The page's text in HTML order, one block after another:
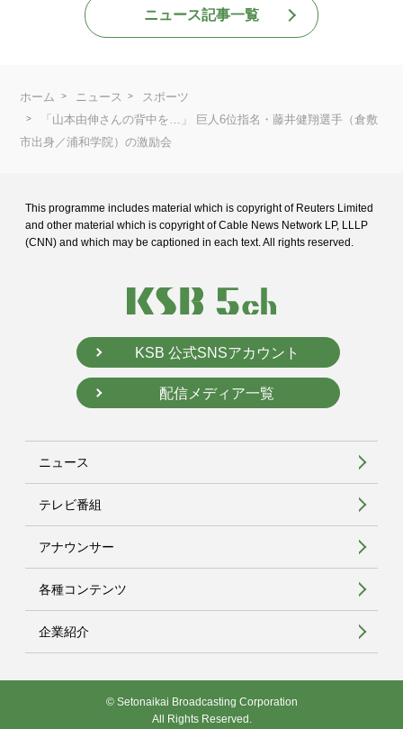
ニュース記事一覧
ホーム ニュース
スポーツ
「山本由伸さんの背中を…」 巨人6位指名・藤井健翔選手（倉敷
市出身／浦和学院）の激励会
This programme includes material which is copyright of Reuters Limited
and other material which is copyright of Cable News Network LP, LLLP
(CNN) and which may be captioned in each text. All rights reserved.
KSB 公式SNSアカウント
配信メディア一覧
ニュース
テレビ番組
アナウンサー
各種コンテンツ
企業紹介
© Setonaikai Broadcasting Corporation
All Rights Reserved.